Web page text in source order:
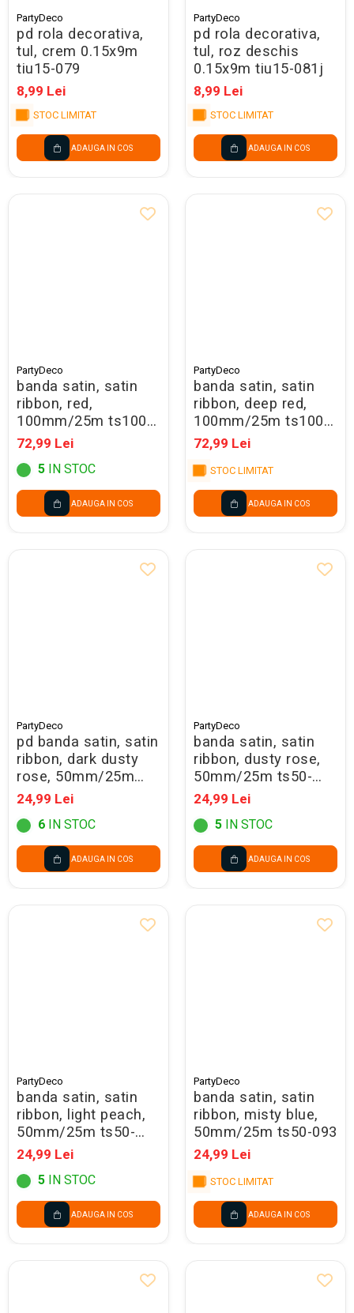
PartyDeco
pd rola decorativa,
tul, crem 0.15x9m
tiu15-079
8,99 Lei
STOC LIMITAT
ADAUGA IN COS
PartyDeco
pd rola decorativa,
tul, roz deschis
0.15x9m tiu15-081j
8,99 Lei
STOC LIMITAT
ADAUGA IN COS
PartyDeco
banda satin, satin
ribbon, red,
100mm/25m ts100-
007
72,99 Lei
5 IN STOC
ADAUGA IN COS
PartyDeco
banda satin, satin
ribbon, deep red,
100mm/25m ts100-
082
72,99 Lei
STOC LIMITAT
ADAUGA IN COS
PartyDeco
pd banda satin, satin
ribbon, dark dusty
rose, 50mm/25m
ts50-081brc
24,99 Lei
6 IN STOC
ADAUGA IN COS
PartyDeco
banda satin, satin
ribbon, dusty rose,
50mm/25m ts50-
081br
24,99 Lei
5 IN STOC
ADAUGA IN COS
PartyDeco
banda satin, satin
ribbon, light peach,
50mm/25m ts50-
075j
24,99 Lei
5 IN STOC
ADAUGA IN COS
PartyDeco
banda satin, satin
ribbon, misty blue,
50mm/25m ts50-093
24,99 Lei
STOC LIMITAT
ADAUGA IN COS